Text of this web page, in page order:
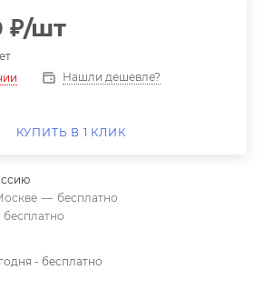
₽/шт
Нашли дешевле?
КУПИТЬ В 1 КЛИК
— бесплатно
бесплатно
- бесплатно